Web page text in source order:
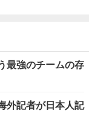
最強のチームの存
外記者が日本人記